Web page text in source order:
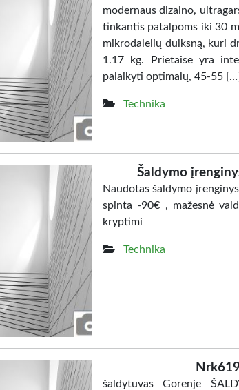
modernaus dizaino,
tinkantis patalpoms iki 30
mikrodalelių dulksną, kuri
1.17 kg. Prietaise yra
palaikyti optimalų, 45-55 […]
Technika
Šaldymo
Naudotas šaldymo
spinta -90€ , mažesnė
kryptimi
Technika
šaldytuvas Gorenje